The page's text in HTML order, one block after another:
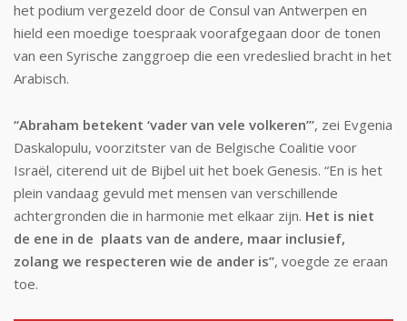
het podium vergezeld door de Consul van Antwerpen en
hield een moedige toespraak voorafgegaan door de tonen
van een Syrische zanggroep die een vredeslied bracht in het
Arabisch.
“Abraham betekent ‘vader van vele volkeren’”, zei Evgenia
Daskalopulu, voorzitster van de Belgische Coalitie voor
Israël, citerend uit de Bijbel uit het boek Genesis. “En is het
plein vandaag gevuld met mensen van verschillende
achtergronden die in harmonie met elkaar zijn. Het is niet
de ene in de plaats van de andere, maar inclusief,
zolang we respecteren wie de ander is”, voegde ze eraan
toe.